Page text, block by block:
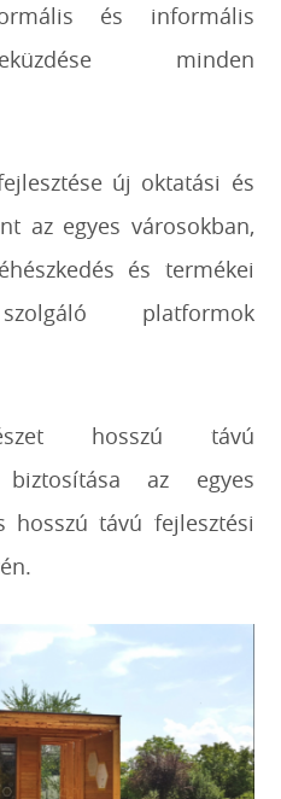
és informális
minden
új oktatási és
az egyes városokban,
és termékei
platformok
hosszú távú
biztosítása az egyes
hosszú távú fejlesztési